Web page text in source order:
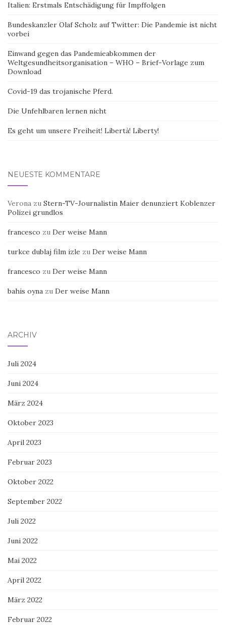
Italien: Erstmals Entschädigung für Impffolgen
Bundeskanzler Olaf Scholz auf Twitter: Die Pandemie ist nicht
vorbei
Einwand gegen das Pandemieabkommen der
Weltgesundheitsorganisation – WHO – Brief-Vorlage zum
Download
Covid-19 das trojanische Pferd.
Die Unfehlbaren lernen nicht
Es geht um unsere Freiheit! Libertà! Liberty!
NEUESTE KOMMENTARE
Verona zu Stern-TV-Journalistin Maier denunziert Koblenzer
Polizei grundlos
francesco zu Der weise Mann
turkce dublaj film izle zu Der weise Mann
francesco zu Der weise Mann
bahis oyna zu Der weise Mann
ARCHIV
Juli 2024
Juni 2024
März 2024
Oktober 2023
April 2023
Februar 2023
Oktober 2022
September 2022
Juli 2022
Juni 2022
Mai 2022
April 2022
März 2022
Februar 2022